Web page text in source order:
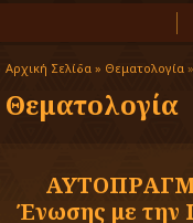
Αρχική Σελίδα » Θεματολογία »
Θεματολογία
Ένωσης με την